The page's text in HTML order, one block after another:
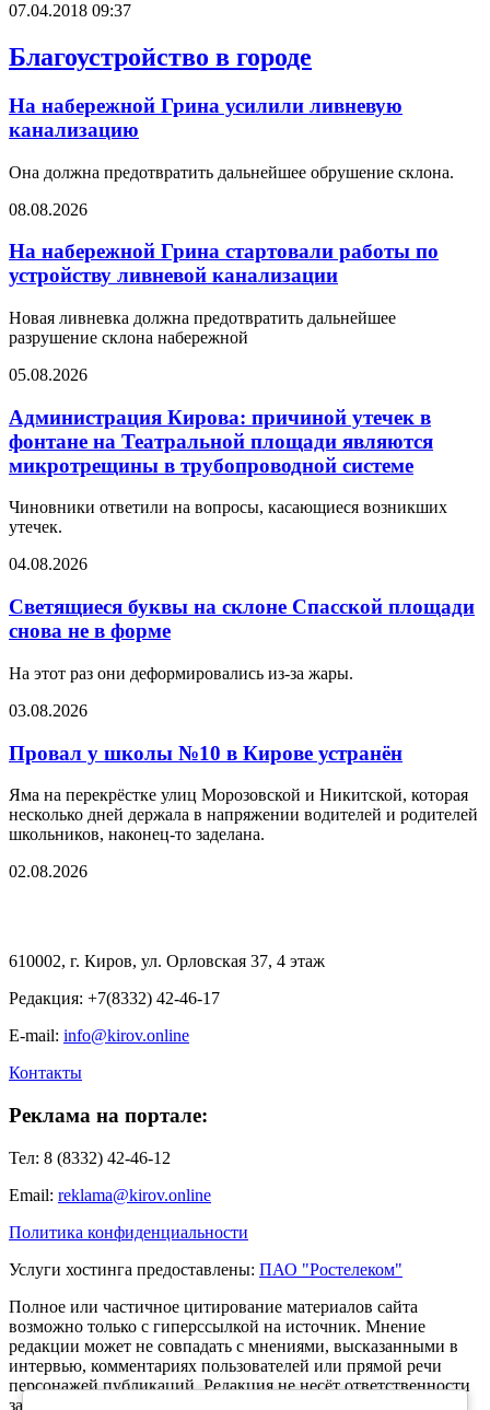
07.04.2018 09:37
Благоустройство в городе
На набережной Грина усилили ливневую
канализацию
Она должна предотвратить дальнейшее обрушение склона.
08.08.2026
На набережной Грина стартовали работы по
устройству ливневой канализации
Новая ливневка должна предотвратить дальнейшее
разрушение склона набережной
05.08.2026
Администрация Кирова: причиной утечек в
фонтане на Театральной площади являются
микротрещины в трубопроводной системе
Чиновники ответили на вопросы, касающиеся возникших
утечек.
04.08.2026
Светящиеся буквы на склоне Спасской площади
снова не в форме
На этот раз они деформировались из-за жары.
03.08.2026
Провал у школы №10 в Кирове устранён
Яма на перекрёстке улиц Морозовской и Никитской, которая
несколько дней держала в напряжении водителей и родителей
школьников, наконец-то заделана.
02.08.2026
610002, г. Киров, ул. Орловская 37, 4 этаж
Редакция: +7(8332) 42-46-17
E-mail: info@kirov.online
Контакты
Реклама на портале:
Тел: 8 (8332) 42-46-12
Email: reklama@kirov.online
Политика конфиденциальности
Услуги хостинга предоставлены: ПАО "Ростелеком"
Полное или частичное цитирование материалов сайта
возможно только с гиперссылкой на источник. Мнение
редакции может не совпадать с мнениями, высказанными в
интервью, комментариях пользователей или прямой речи
персонажей публикаций. Редакция не несёт ответственности
за текст комментариев читателей.